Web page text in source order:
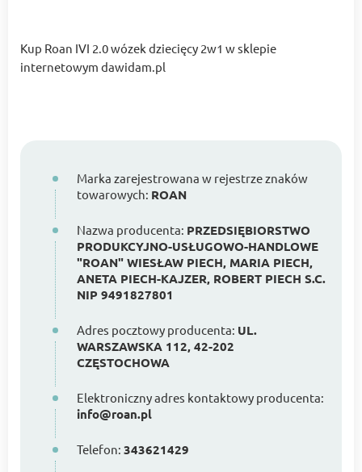
Kup Roan IVI 2.0 wózek dziecięcy 2w1 w sklepie
internetowym dawidam.pl
Marka zarejestrowana w rejestrze znaków
towarowych: ROAN
Nazwa producenta: PRZEDSIĘBIORSTWO
PRODUKCYJNO-USŁUGOWO-HANDLOWE
"ROAN" WIESŁAW PIECH, MARIA PIECH,
ANETA PIECH-KAJZER, ROBERT PIECH S.C.
NIP 9491827801
Adres pocztowy producenta: UL.
WARSZAWSKA 112, 42-202
CZĘSTOCHOWA
Elektroniczny adres kontaktowy producenta:
info@roan.pl
Telefon: 343621429